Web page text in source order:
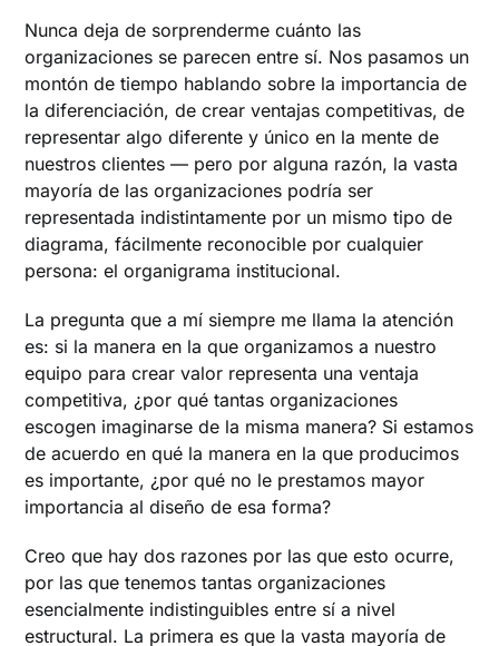
Nunca deja de sorprenderme cuánto las
organizaciones se parecen entre sí. Nos pasamos un
montón de tiempo hablando sobre la importancia de
la diferenciación, de crear ventajas competitivas, de
representar algo diferente y único en la mente de
nuestros clientes — pero por alguna razón, la vasta
mayoría de las organizaciones podría ser
representada indistintamente por un mismo tipo de
diagrama, fácilmente reconocible por cualquier
persona: el organigrama institucional.
La pregunta que a mí siempre me llama la atención
es: si la manera en la que organizamos a nuestro
equipo para crear valor representa una ventaja
competitiva, ¿por qué tantas organizaciones
escogen imaginarse de la misma manera? Si estamos
de acuerdo en qué la manera en la que producimos
es importante, ¿por qué no le prestamos mayor
importancia al diseño de esa forma?
Creo que hay dos razones por las que esto ocurre,
por las que tenemos tantas organizaciones
esencialmente indistinguibles entre sí a nivel
estructural. La primera es que la vasta mayoría de